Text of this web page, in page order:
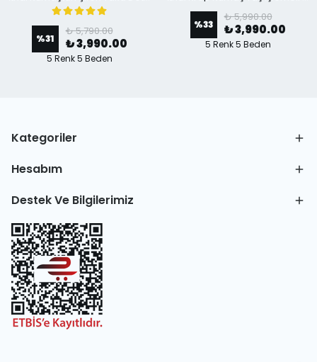
%31
₺ 5,790.00
₺ 3,990.00
5 Renk 5 Beden
%33
₺ 5,990.00
₺ 3,990.00
5 Renk 5 Beden
Kategoriler
Hesabım
Destek Ve Bilgilerimiz